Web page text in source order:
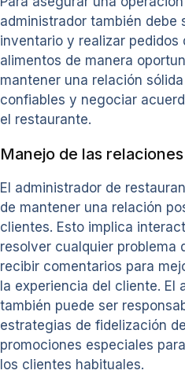
administrador también debe
inventario y realizar pedidos
alimentos de manera
mantener una relación
confiables y negociar
el restaurante.
Manejo de las
El administrador de
de mantener una relación
clientes. Esto implica
resolver cualquier problema
recibir comentarios para
la experiencia del cliente. El
también puede ser
estrategias de fidelización
promociones especiales
los clientes habituales.